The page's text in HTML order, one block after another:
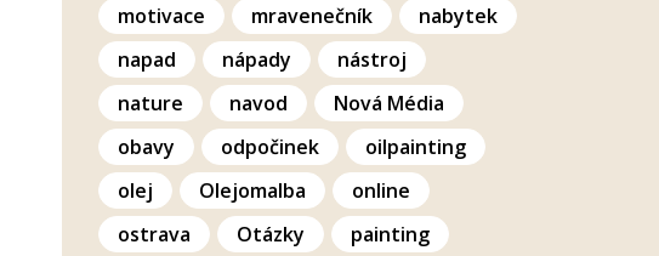
motivace
mravenečník
nabytek
napad
nápady
nástroj
nature
navod
Nová Média
obavy
odpočinek
oilpainting
olej
Olejomalba
online
ostrava
Otázky
painting